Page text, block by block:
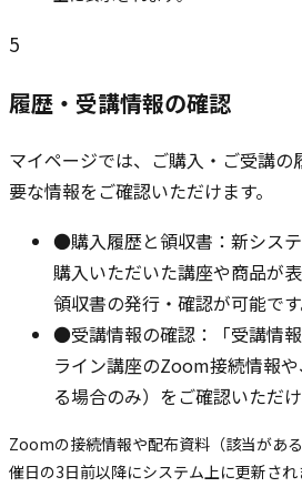
5
履歴・受講情報の確認
マイページでは、ご購入・ご受講
要な情報をご確認いただけます。
●購入履歴と領収書：新シス
購入いただいた講座や商品が
領収書の発行・確認が可能です
●受講情報の確認：「受講情
ライン講座のZoom接続情報
る場合のみ）をご確認いただけ
Zoomの接続情報や配布資料（該当があ
催日の3日前以降にシステム上に更新さ